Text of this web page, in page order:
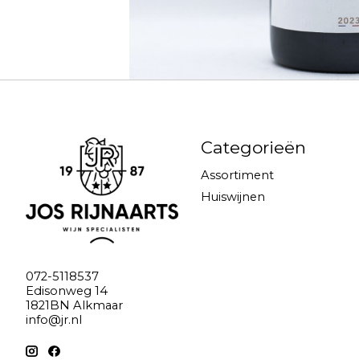
072-5118537
Edisonweg 14
1821BN Alkmaar
info@jr.nl
Categorieën
Assortiment
Huiswijnen